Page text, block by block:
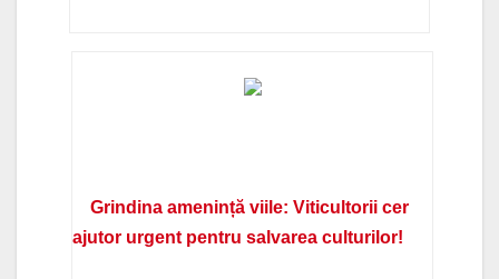
Grindina amenință viile: Viticultorii cer
ajutor urgent pentru salvarea culturilor!